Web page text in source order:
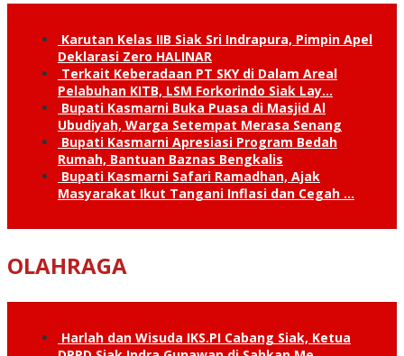
Karutan Kelas IIB Siak Sri Indrapura, Pimpin Apel
Deklarasi Zero HALINAR
Terkait Keberadaan PT SKY di Dalam Areal
Pelabuhan KITB, LSM Forkorindo Siak Lay…
Bupati Kasmarni Buka Puasa di Masjid Al
Ubudiyah, Warga Setempat Merasa Senang
Bupati Kasmarni Apresiasi Program Bedah
Rumah, Bantuan Baznas Bengkalis
Bupati Kasmarni Safari Ramadhan, Ajak
Masyarakat Ikut Tangani Inflasi dan Cegah …
OLAHRAGA
Harlah dan Wisuda IKS.PI Cabang Siak, Ketua